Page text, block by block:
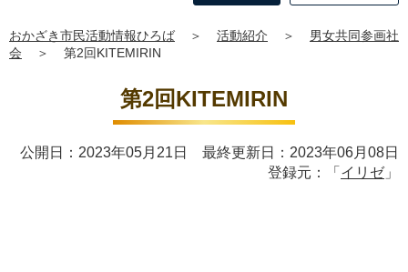
おかざき市民活動情報ひろば ＞ 活動紹介 ＞
男女共同参画社
会
＞ 第2回KITEMIRIN
第2回KITEMIRIN
公開日：2023年05月21日 最終更新日：2023年06月08日
登録元：「 イリゼ」